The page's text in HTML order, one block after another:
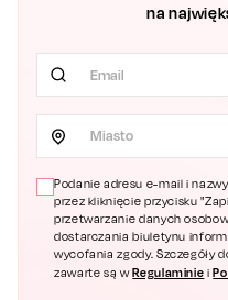
na
Miasto
Podanie adresu e-mail i
przez kliknięcie przycisku
przetwarzanie danych
dostarczania biuletynu
wycofania zgody. Szczegóły
zawarte są wRegulaminie i